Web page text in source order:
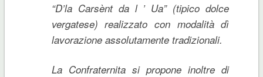
“D’la Carsènt da l ’ Ua” (tipico dolce
vergatese) realizzato con modalità dì
lavorazione assolutamente tradizionali.
La Confraternita si propone inoltre di